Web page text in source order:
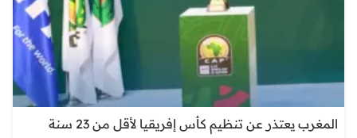
المغرب يعتذر عن تنظيم كأس إفريقيا لأقل من 23 سنة